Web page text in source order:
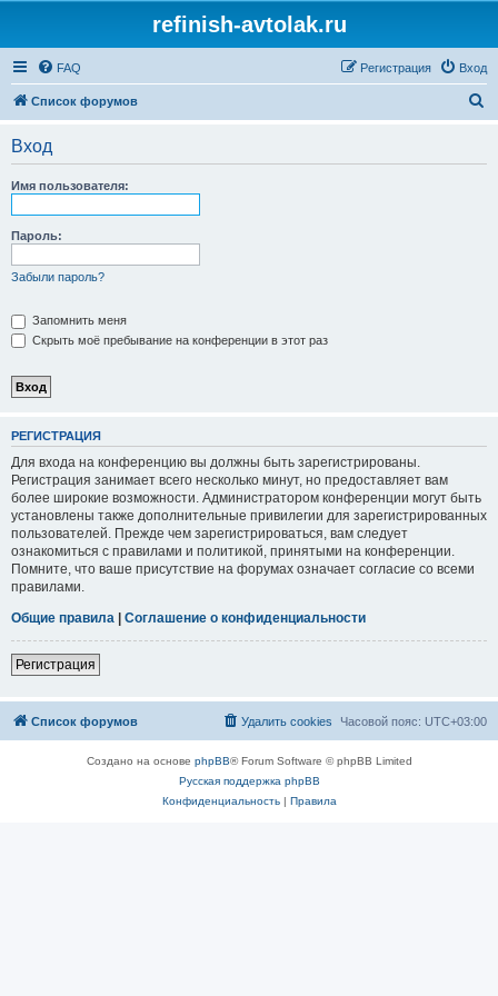
refinish-avtolak.ru
FAQ Вход
Регистрация
Список форумов
Вход
Имя пользователя:
Пароль:
Забыли пароль?
Запомнить меня
Скрыть моё пребывание на конференции в этот раз
РЕГИСТРАЦИЯ
Для входа на конференцию вы должны быть зарегистрированы.
Регистрация занимает всего несколько минут, но предоставляет вам
более широкие возможности. Администратором конференции могут быть
установлены также дополнительные привилегии для зарегистрированных
пользователей. Прежде чем зарегистрироваться, вам следует
ознакомиться с правилами и политикой, принятыми на конференции.
Помните, что ваше присутствие на форумах означает согласие со всеми
правилами.
Общие правила | Соглашение о конфиденциальности
Регистрация
Список форумов Часовой пояс: UTC+03:00
Удалить cookies
Создано на основе phpBB® Forum Software © phpBB Limited
Русская поддержка phpBB
Конфиденциальность| Правила